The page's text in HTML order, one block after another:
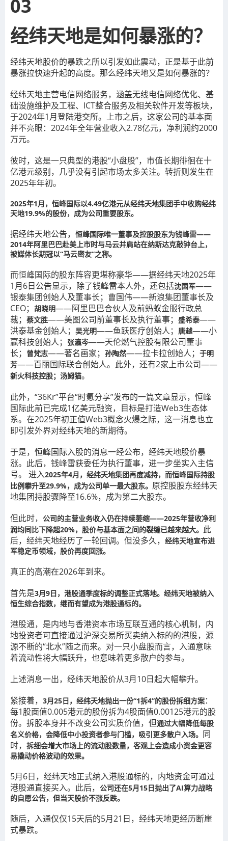
03
经纬天地是如何暴涨的？
经纬天地股价的暴跌之所以引发如此震动，正是基于此前
暴涨拉快速升起的高度。那么经纬天地又是如何暴涨的？
经纬天地主营电信网络服务，涵盖无线电信网络优化、基
础设施维护及工程、ICT整合服务及相关软件开发等板块，
于2024年1月登陆港交所。上市之后，这家公司的基本面
并不亮眼：2024年全年营业收入2.78亿元，净利润约2000
万元。
彼时，这是一只典型的港股“小盘股”，市值长期徘徊在十
亿港元级别，几乎没有引起市场太多关注。转折则发生在
2025年年初。
2025年1月，恒峰国际以4.49亿港元从经纬天地集团手中收购经纬
天地19.9%的股份，成为公司重要股东。
据经纬天地公告， 恒峰国际唯一董事及控股股东为钱峰雷——
2014年阿里巴巴赴美上市时与马云并肩站在纳斯达克敲钟台上，
被媒体长期冠以“马云密友”之称。
而恒峰国际的股东阵容更堪称豪华——据经纬天地2025年
1月6日公告显示，除了钱峰雷本人外，还包括沈国军——
银泰集团创始人及董事长；曹国伟——新浪集团董事长及
CEO； 胡晓明——阿里巴巴合伙人及前蚂蚁金服行政总
裁； 蔡文胜——美图公司前董事长及执行董事； 盛希泰——
洪泰基金创始人； 吴光明——鱼跃医疗创始人； 唐越——小
赢科技创始人； 张瀛岑——天伦燃气控股有限公司董事
长； 曾梵志——著名画家； 孙陶然——拉卡拉创始人； 于明
芳——百丽国际联合创始人。此外，还有2家上市公司——
新火科技控股；汤姆猫。
此外，“36Kr”平台“时氪分享”发布的一篇文章显示，恒峰
国际此前已完成1亿美元融资，目标是打造Web3生态体
系。在2025年初正值Web3概念火爆之际，这一消息也立
即引发外界对经纬天地的新期待。
于是，恒峰国际入股的消息一经公布，经纬天地股价暴
涨。此后，钱峰雷获委任为执行董事，进一步坐实入主信
号。 进入2025年4月，经纬天地集团再度减持，而恒峰国际持股
比例攀升至29.9%，成为公司单一最大股东。 原控股股东经纬天
地集团持股骤降至16.6%，成为第二大股东。
但此时， 公司的主营业务收入仍在持续萎缩——2025年营收净利
润均同比下降超20%，股价与基本面之间的裂缝已越来越大。 此
后，经纬天地经历了一轮回调。但没多久， 经纬天地宣布进
军稳定币领域，股价再度回涨。
真正的高潮在2026年到来。
首先是3月9日，港股通季度标的调整正式落地。经纬天地被纳入
恒生综合指数，继而有望成为港股通标的。
港股通，是内地与香港资本市场互联互通的核心机制，内
地投资者可直接通过沪深交易所买卖纳入标的的港股，源
源不断的“北水”随之而来。对一只小盘股而言，入通意味
着流动性将大幅跃升，也意味着更多散户的参与。
上述消息一出，经纬天地股价从3月10日起大幅攀升。
紧接着， 3月25日，经纬天地抛出一份“1拆4”的股份拆细方案：
每1股面值0.005港元的股份拆为4股面值0.00125港元的股
份。拆股本身并不改变公司实质价值，但通过大幅降低每股
名义价格，会降低中小投资者参与门槛，吸引更多散户入场。 同
时， 拆细会增大市场上的流动股数量，客观上会造成小资金更容
易撬动价格波动的效果。
5月6日，经纬天地正式纳入港股通标的，内地资金可通过
港股通直接买入。此后， 公司还在5月15日抛出了AI算力战略
的自愿公告，但当天股价不涨反跌。
随后，入通仅仅15天后的5月21日，经纬天地更经历断崖
式暴跌。